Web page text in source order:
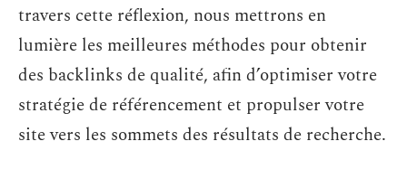
travers cette réflexion, nous mettrons en
lumière les meilleures méthodes pour obtenir
des backlinks de qualité, afin d’optimiser votre
stratégie de référencement et propulser votre
site vers les sommets des résultats de recherche.